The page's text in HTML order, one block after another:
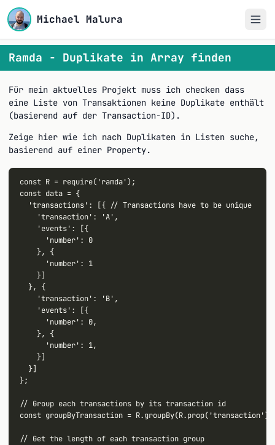
Michael Malura
Ramda - Duplikate in Array finden
Für mein aktuelles Projekt muss ich checken dass
eine Liste von Transaktionen keine Duplikate enthält
(basierend auf der Transaction-ID).
Zeige hier wie ich nach Duplikaten in Listen suche,
basierend auf einer Property.
const R = require('ramda');
const data = {
  'transactions': [{ // Transactions have to be unique
    'transaction': 'A',
    'events': [{
      'number': 0
    }, {
      'number': 1
    }]
  }, {
    'transaction': 'B',
    'events': [{
      'number': 0,
    }, {
      'number': 1,
    }]
  }]
};
// Group each transactions by its transaction id
const groupByTransaction =
// Get the length of each transaction group